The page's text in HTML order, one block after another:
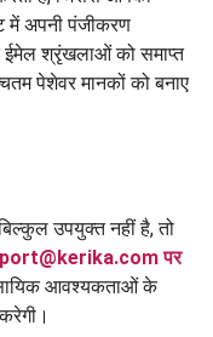
में अपनी पंजीकरण
ईमेल श्रृंखलाओं को समाप्त
पेशेवर मानकों को बनाए
उपयुक्त नहीं है, तो
पर
आवश्यकताओं के